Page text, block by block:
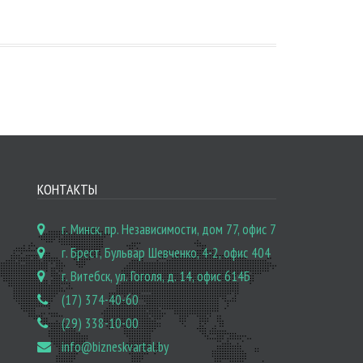
КОНТАКТЫ
г. Минск, пр. Независимости, дом 77, офис 7
г. Брест, Бульвар Шевченко, 4-2, офис 404
г. Витебск, ул. Гоголя, д. 14, офис 614Б
(17) 374-40-60
(29) 338-10-00
info@bizneskvartal.by